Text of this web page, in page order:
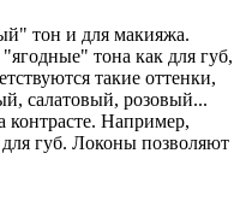
тон и для макияжа.
тона как для губ,
такие оттенки,
салатовый, розовый...
Например,
губ. Локоны позволяют